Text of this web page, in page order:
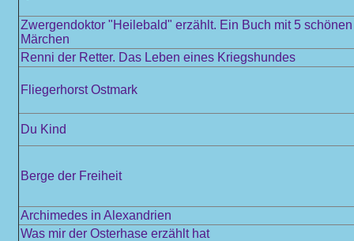
Zwergendoktor "Heilebald" erzählt. Ein Buch mit 5
Märchen
Renni der Retter. Das Leben eines Kriegshundes
Fliegerhorst Ostmark
Du Kind
Berge der Freiheit
Archimedes in Alexandrien
Was mir der Osterhase erzählt hat